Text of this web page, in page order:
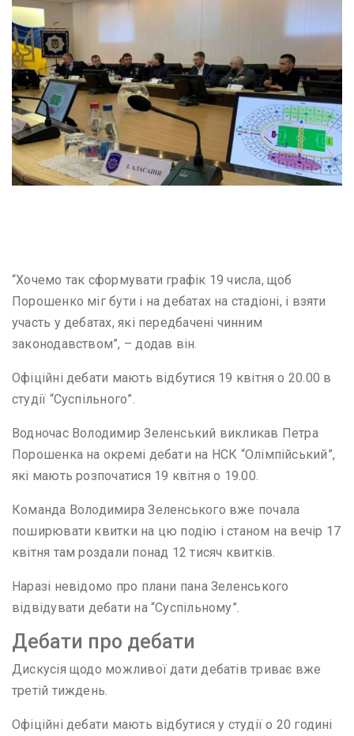
“Хочемо так сформувати графік 19 числа, щоб
Порошенко міг бути і на дебатах на стадіоні, і взяти
участь у дебатах, які передбачені чинним
законодавством”, – додав він.
Офіційні дебати мають відбутися 19 квітня о 20.00 в
студії “Суспільного”.
Водночас Володимир Зеленський викликав Петра
Порошенка на окремі дебати на НСК “Олімпійський”,
які мають розпочатися 19 квітня о 19.00.
Команда Володимира Зеленського вже почала
поширювати квитки на цю подію і станом на вечір 17
квітня там роздали понад 12 тисяч квитків.
Наразі невідомо про плани пана Зеленського
відвідувати дебати на “Суспільному”.
Дебати про дебати
Дискусія щодо можливої дати дебатів триває вже
третій тиждень.
Офіційні дебати мають відбутися у студії о 20 годині